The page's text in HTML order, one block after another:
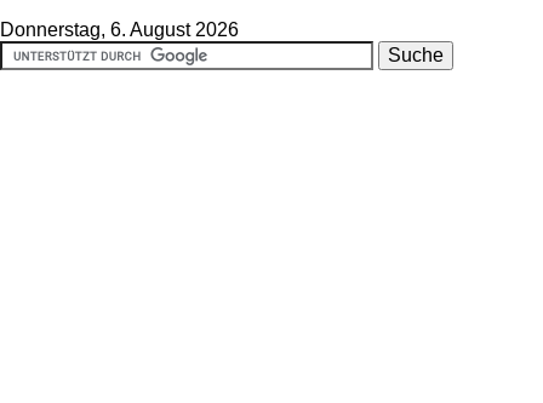
Donnerstag, 6. August 2026